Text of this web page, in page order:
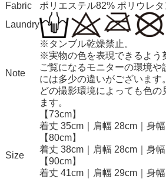
Fabric
ポリエステル82% ポリウレタ
Laundry
Note
※タンブル乾燥禁止。
※実物の色を表現できるよう
ご覧になるモニターの環境
には多少の違いがございます
どの撮影環境によっても色の
ます。
Size
【73cm】
着丈 35cm｜肩幅 28cm｜身
【80cm】
着丈 38cm｜肩幅 28cm｜身
【90cm】
着丈 41cm｜肩幅 29cm｜身